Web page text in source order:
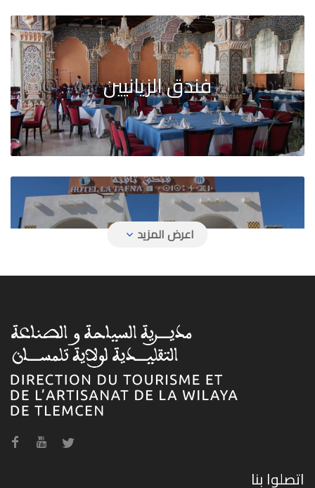
فندق الزيانيين
فندق تافنة
فندق حمام بوغرارة
اتصلوا بنا